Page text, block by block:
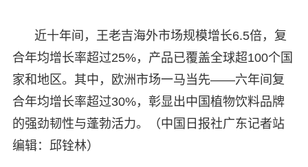
近十年间，王老吉海外市场规模增长6.5倍，复
合年均增长率超过25%，产品已覆盖全球超100个国
家和地区。其中，欧洲市场一马当先——六年间复
合年均增长率超过30%，彰显出中国植物饮料品牌
的强劲韧性与蓬勃活力。（中国日报社广东记者站
编辑：邱铨林）